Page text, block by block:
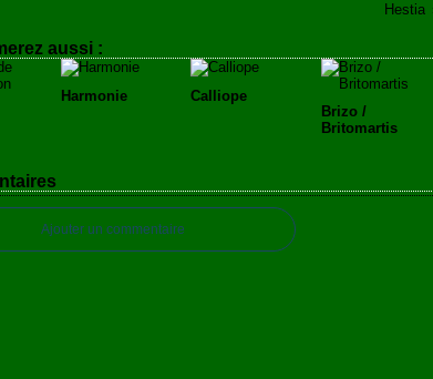
Hestia
aussi :
Harmonie
Calliope
Brizo /
Britomartis
Ajouter un commentaire